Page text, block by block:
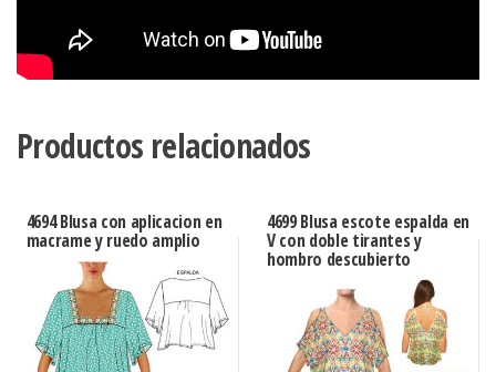
Productos relacionados
4694 Blusa con aplicacion en
macrame y ruedo amplio
4699 Blusa escote espalda en
V con doble tirantes y
hombro descubierto